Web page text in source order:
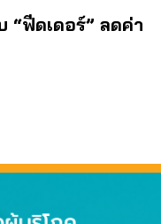
ฟีดเดอร์” ลดค่า